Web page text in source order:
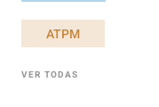
ATPM
VER TODAS